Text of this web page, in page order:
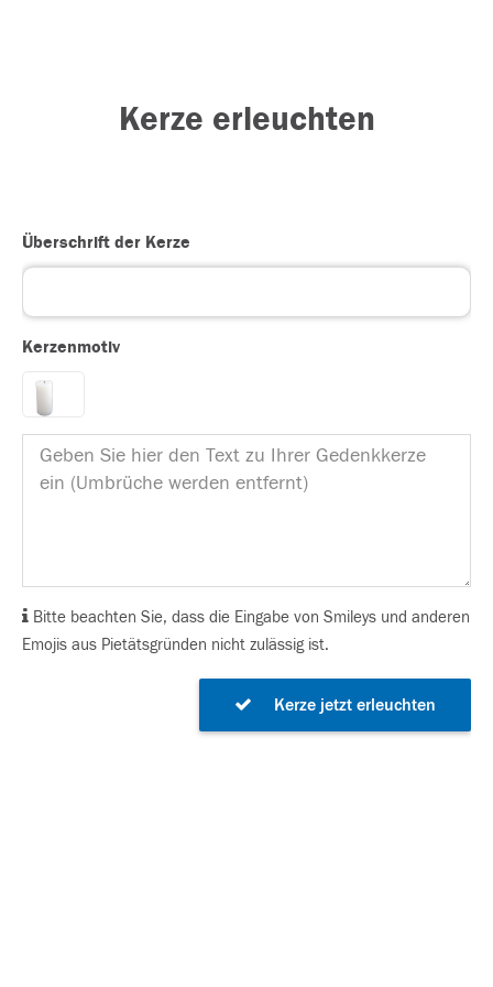
Kerze erleuchten
Überschrift der Kerze
Kerzenmotiv
Bitte beachten Sie, dass die Eingabe von Smileys und anderen
Emojis aus Pietätsgründen nicht zulässig ist.
Kerze jetzt erleuchten